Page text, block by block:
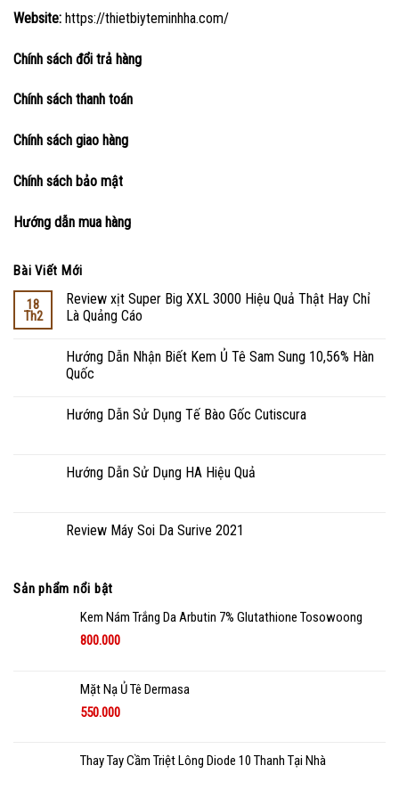
Website: https://thietbiyteminhha.com/
Chính sách đổi trả hàng
Chính sách thanh toán
Chính sách giao hàng
Chính sách bảo mật
Hướng dẫn mua hàng
Bài Viết Mới
18
Th2
Review xịt Super Big XXL 3000 Hiệu Quả Thật Hay Chỉ
Là Quảng Cáo
Hướng Dẫn Nhận Biết Kem Ủ Tê Sam Sung 10,56% Hàn
Quốc
Hướng Dẫn Sử Dụng Tế Bào Gốc Cutiscura
Hướng Dẫn Sử Dụng HA Hiệu Quả
Review Máy Soi Da Surive 2021
Sản phẩm nổi bật
Kem Nám Trắng Da Arbutin 7% Glutathione Tosowoong
800.000
Mặt Nạ Ủ Tê Dermasa
550.000
Thay Tay Cầm Triệt Lông Diode 10 Thanh Tại Nhà